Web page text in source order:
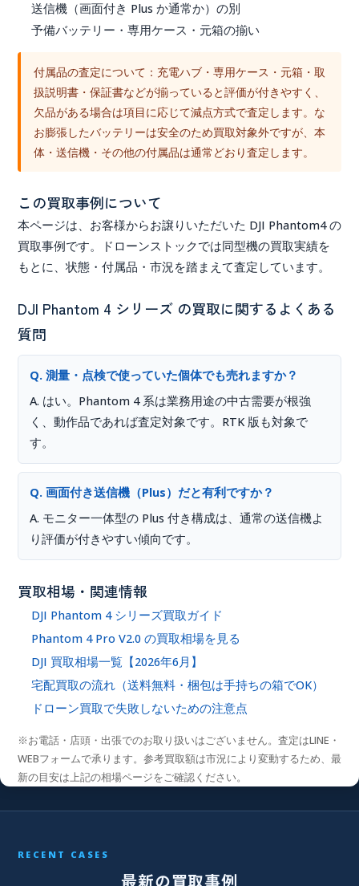
送信機（画面付き Plus か通常か）の別
予備バッテリー・専用ケース・元箱の揃い
付属品の査定について： 充電ハブ・専用ケース・元箱・取
扱説明書・保証書などが揃っていると評価が付きやすく、
欠品がある場合は項目に応じて減点方式で査定します。な
お膨張したバッテリーは安全のため買取対象外ですが、本
体・送信機・その他の付属品は通常どおり査定します。
この買取事例について
本ページは、お客様からお譲りいただいた DJI Phantom4の
買取事例です。ドローンストックでは同型機の買取実績を
もとに、状態・付属品・市況を踏まえて査定しています。
DJI Phantom 4 シリーズ の買取に関するよくある
質問
Q. 測量・点検で使っていた個体でも売れますか？
A. はい。Phantom 4 系は業務用途の中古需要が根強
く、動作品であれば査定対象です。RTK 版も対象で
す。
Q. 画面付き送信機（Plus）だと有利ですか？
A. モニター一体型の Plus 付き構成は、通常の送信機よ
り評価が付きやすい傾向です。
買取相場・関連情報
DJI Phantom 4 シリーズ買取ガイド
Phantom 4 Pro V2.0 の買取相場を見る
DJI 買取相場一覧【2026年6月】
宅配買取の流れ（送料無料・梱包は手持ちの箱でOK）
ドローン買取で失敗しないための注意点
※お電話・店頭・出張でのお取り扱いはございません。査定はLINE・
WEBフォームで承ります。参考買取額は市況により変動するため、最
新の目安は上記の相場ページをご確認ください。
RECENT CASES
最新の買取事例